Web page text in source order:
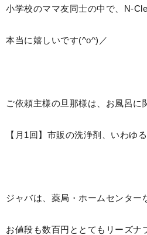
小学校のママ友同士の中で、N-
本当に嬉しいです(^o^)／
ご依頼主様の旦那様は、お風呂に
【月1回】市販の洗浄剤、いわゆ
ジャバは、薬局・ホームセンター
お値段も数百円ととてもリーズナ